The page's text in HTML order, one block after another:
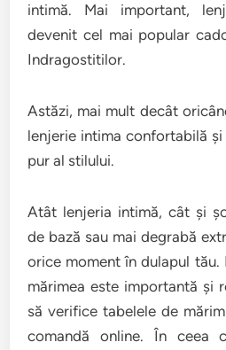
intimă. Mai important,
devenit cel mai popular
Indragostitilor.
Astăzi, mai mult decât
lenjerie intima confortabilă
pur al stilului.
Atât lenjeria intimă, cât și
de bază sau mai degrabă
orice moment în dulapul tău.
mărimea este importantă și
să verifice tabelele de
comandă online. În ceea